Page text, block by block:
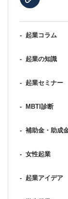
- 起業コラム
- 起業の知識
- 起業セミナー
- MBTI診断
- 補助金・助成
- 女性起業
- 起業アイデア